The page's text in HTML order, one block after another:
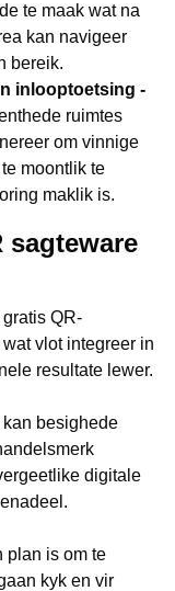
te maak wat na
kan navigeer
bereik.
inlooptoetsing -
ruimtes
om vinnige
moontlik te
maklik is.
sagteware
QR-
vlot integreer in
resultate lewer.
kan besighede
digitale
plan is om te
kyk en vir